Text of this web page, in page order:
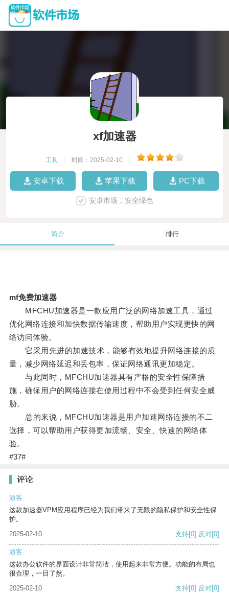
xf加速器
工具 时间：2025-02-10
安卓下载 苹果下载 PC下载
安卓市场，安全绿色
简介 排行
mf免费加速器
MFCHU加速器是一款应用广泛的网络加速工具，通过
优化网络连接和加快数据传输速度，帮助用户实现更快的网
络访问体验。
它采用先进的加速技术，能够有效地提升网络连接的质
量，减少网络延迟和丢包率，保证网络通讯更加稳定。
与此同时，MFCHU加速器具有严格的安全性保障措
施，确保用户的网络连接在使用过程中不会受到任何安全威
胁。
总的来说，MFCHU加速器是用户加速网络连接的不二
选择，可以帮助用户获得更加流畅、安全、快速的网络体
验。
#37#
评论
游客
这款加速器VPM应用程序已经为我们带来了无限的隐私保护和安全性保
护。
2025-02-10
支持[0] 反对[0]
游客
这款办公软件的界面设计非常简洁，使用起来非常方便。功能的布局也
很合理，一目了然。
2025-02-10
支持[0] 反对[0]